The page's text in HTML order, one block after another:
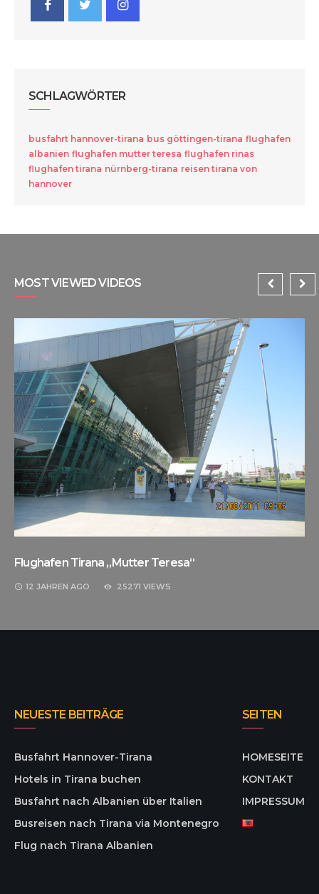
SCHLAGWÖRTER
busfahrt hannover-tirana bus göttingen-tirana flughafen
albanien flughafen mutter teresa flughafen rinas
flughafen tirana nürnberg-tirana reisen tirana von
hannover
MOST VIEWED VIDEOS
Flughafen Tirana „Mutter Teresa“
12 JAHREN AGO 25271 VIEWS
NEUESTE BEITRÄGE
Busfahrt Hannover-Tirana
Hotels in Tirana buchen
Busfahrt nach Albanien über Italien
Busreisen nach Tirana via Montenegro
Flug nach Tirana Albanien
SEITEN
HOMESEITE
KONTAKT
IMPRESSUM